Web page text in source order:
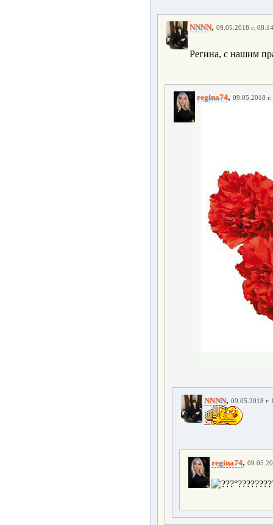
NNNN, 09.05.2018 г. 08:14
Регина, с нашим
regina74, 09.05.2018
NNNN, 09.05.2018 г.
regina74,